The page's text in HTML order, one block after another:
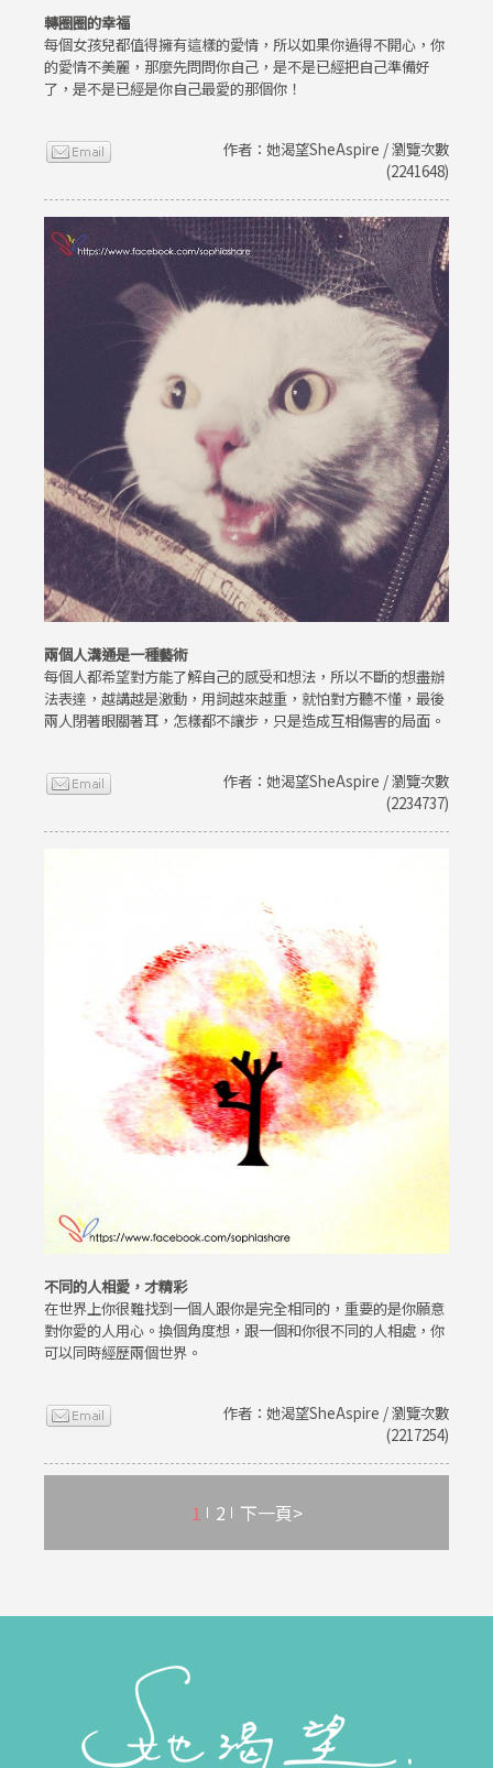
轉圈圈的幸福
每個女孩兒都值得擁有這樣的愛情，所以如果你過得不開心，你
的愛情不美麗，那麼先問問你自己，是不是已經把自己準備好
了，是不是已經是你自己最愛的那個你！
作者：她渴望SheAspire / 瀏覽次數
(2241648)
兩個人溝通是一種藝術
每個人都希望對方能了解自己的感受和想法，所以不斷的想盡辦
法表達，越講越是激動，用詞越來越重，就怕對方聽不懂，最後
兩人閉著眼關著耳，怎樣都不讓步，只是造成互相傷害的局面。
作者：她渴望SheAspire / 瀏覽次數
(2234737)
不同的人相愛，才精彩
在世界上你很難找到一個人跟你是完全相同的，重要的是你願意
對你愛的人用心。換個角度想，跟一個和你很不同的人相處，你
可以同時經歷兩個世界。
作者：她渴望SheAspire / 瀏覽次數
(2217254)
1 2 下一頁>